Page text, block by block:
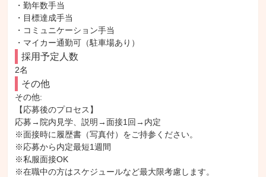
・勤年数手当
・目標達成手当
・コミュニケーション手当
・マイカー通勤可（駐車場あり）
採用予定人数
2名
その他
その他:
【応募後のプロセス】
応募→院内見学、説明→面接1回→内定
※面接時に履歴書（写真付）をご持参ください。
※応募から内定最短1週間
※私服面接OK
※在職中の方はスケジュールなど最大限考慮します。